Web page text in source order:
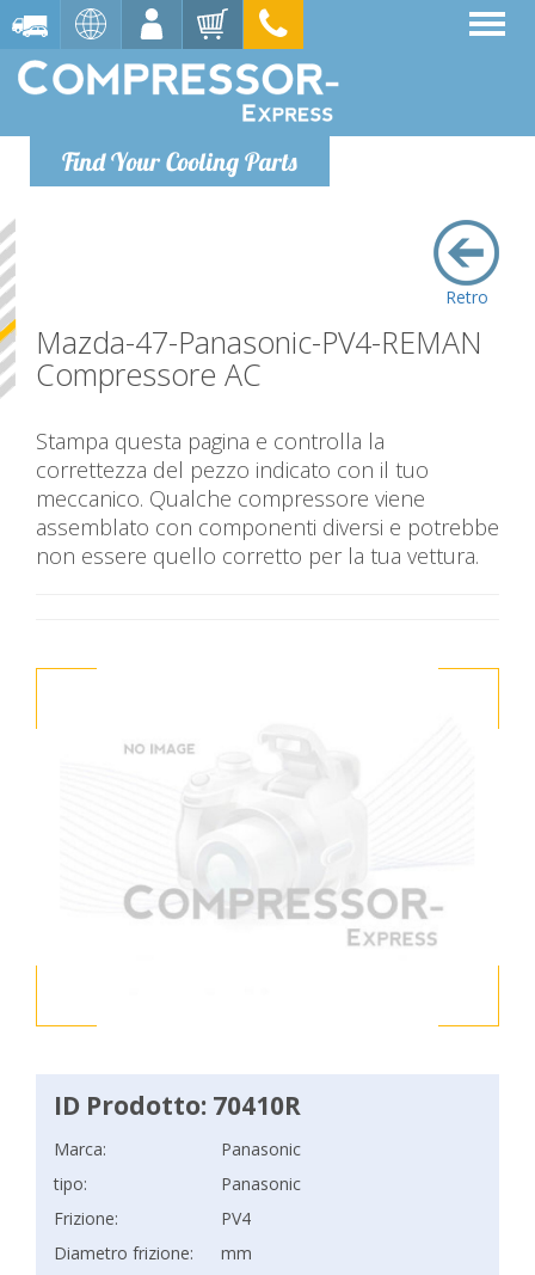
Find Your Cooling Parts
Retro
Mazda-47-Panasonic-PV4-REMAN
Compressore AC
Stampa questa pagina e controlla la
correttezza del pezzo indicato con il tuo
meccanico. Qualche compressore viene
assemblato con componenti diversi e potrebbe
non essere quello corretto per la tua vettura.
ID Prodotto: 70410R
Marca:
Panasonic
tipo:
Panasonic
Frizione:
PV4
Diametro frizione:
mm